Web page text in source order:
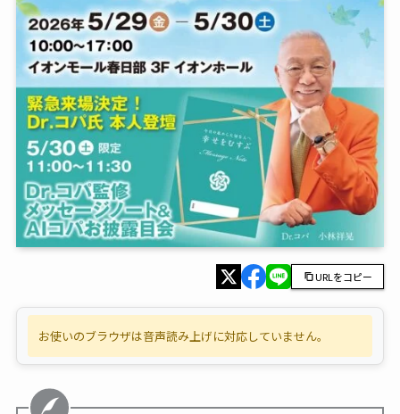
URLをコピー
お使いのブラウザは音声読み上げに対応していません。